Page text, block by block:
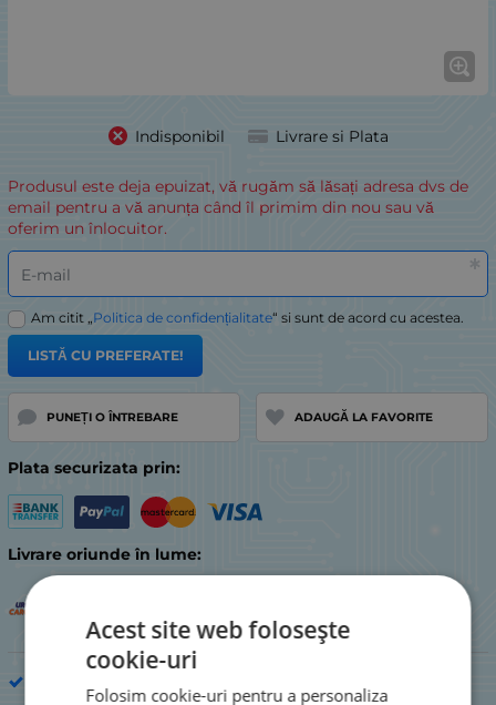
Indisponibil Livrare si Plata
Produsul este deja epuizat, vă rugăm să lăsați adresa dvs de
email pentru a vă anunța când îl primim din nou sau vă
oferim un înlocuitor.
E-mail
Am citit „Politica de confidențialitate“ si sunt de acord cu acestea.
LISTĂ CU PREFERATE!
PUNEȚI O ÎNTREBARE ADAUGĂ LA FAVORITE
Plata securizata prin:
Livrare oriunde în lume:
Acest site web folosește
cookie-uri
Folosim cookie-uri pentru a personaliza